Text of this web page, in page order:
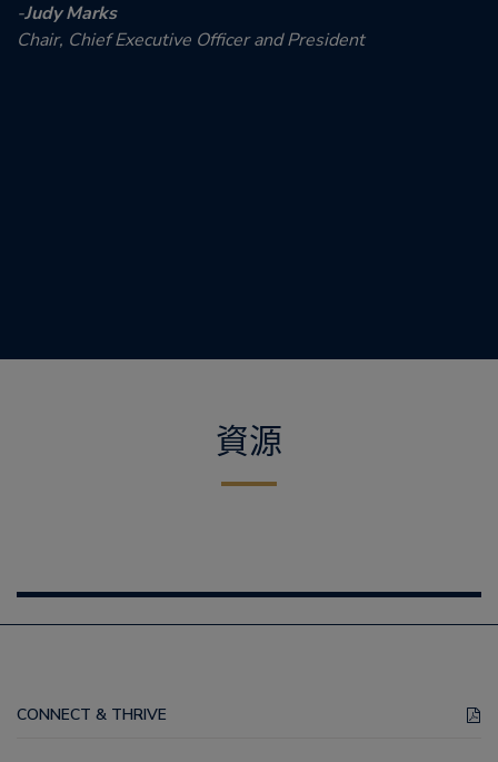
-Judy Marks
Chair, Chief Executive Officer and President
資源
CONNECT & THRIVE